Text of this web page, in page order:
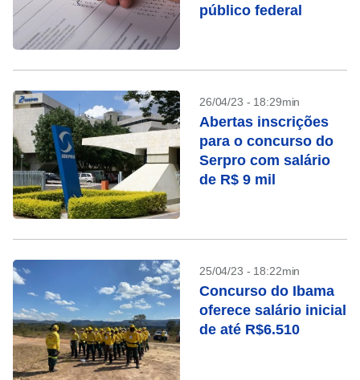
público federal
26/04/23 - 18:29min
Abertas inscrições
para o concurso do
Serpro com salário
de R$ 9 mil
25/04/23 - 18:22min
Concurso do Ibama
oferece salário inicial
de até R$6.510